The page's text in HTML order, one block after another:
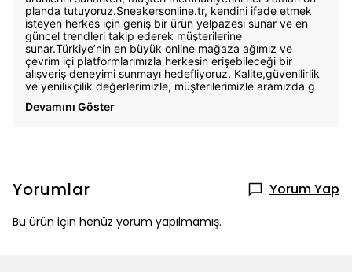
planda tutuyoruz.Sneakersonline.tr, kendini ifade etmek
isteyen herkes için geniş bir ürün yelpazesi sunar ve en
güncel trendleri takip ederek müşterilerine
sunar.Türkiye’nin en büyük online mağaza ağımız ve
çevrim içi platformlarımızla herkesin erişebileceği bir
alışveriş deneyimi sunmayı hedefliyoruz. Kalite,güvenilirlik
ve yenilikçilik değerlerimizle, müşterilerimizle aramızda g
Devamını Göster
Yorumlar Yorum Yap
Bu ürün için henüz yorum yapılmamış.